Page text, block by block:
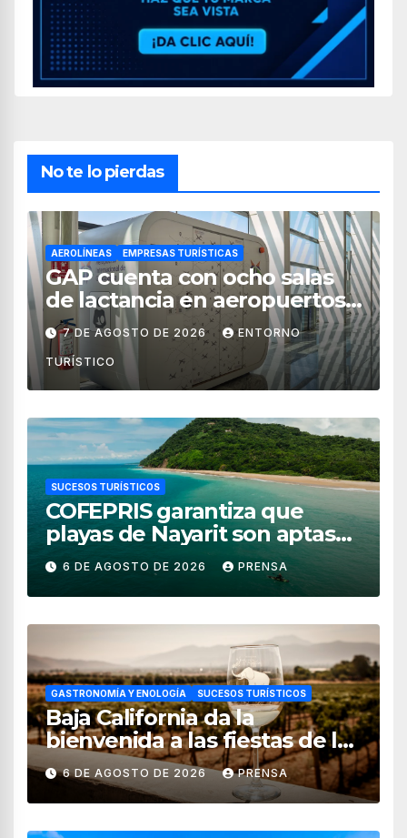
No te lo pierdas
AEROLÍNEAS EMPRESAS TURÍSTICAS
GAP cuenta con ocho salas
de lactancia en aeropuertos
de México
7 DE AGOSTO DE 2026 ENTORNO
TURÍSTICO
SUCESOS TURÍSTICOS
COFEPRIS garantiza que
playas de Nayarit son aptas
para uso recreativo
6 DE AGOSTO DE 2026 PRENSA
GASTRONOMÍA Y ENOLOGÍA SUCESOS TURÍSTICOS
Baja California da la
bienvenida a las fiestas de la
vendimia 2026
6 DE AGOSTO DE 2026 PRENSA